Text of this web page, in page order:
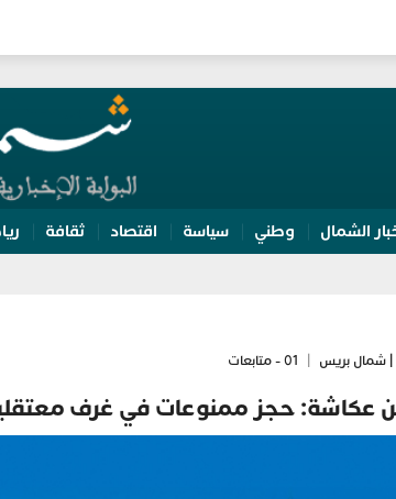
الشمال وطني سياسة اقتصاد ثقافة
01 - متابعات
عكاشة: حجز ممنوعات في غرف